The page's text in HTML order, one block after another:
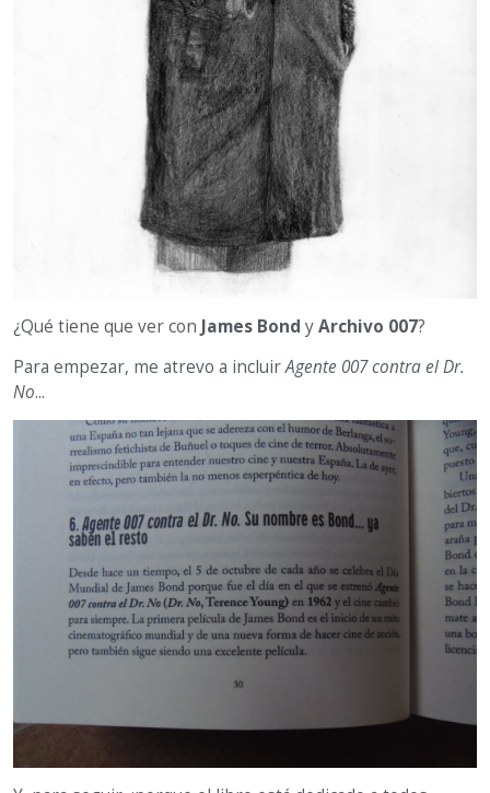
¿Qué tiene que ver con James Bond yArchivo 007?
Para empezar, me atrevo a incluirAgente 007 contra el Dr.
No...